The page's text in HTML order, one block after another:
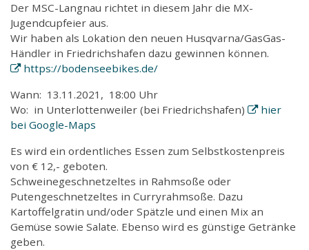
Der MSC-Langnau richtet in diesem Jahr die MX-
Jugendcupfeier aus.
Wir haben als Lokation den neuen Husqvarna/GasGas-
Händler in Friedrichshafen dazu gewinnen können.
https://bodenseebikes.de/
Wann: 13.11.2021, 18:00 Uhr
Wo: in Unterlottenweiler (bei Friedrichshafen)
hier
bei Google-Maps
Es wird ein ordentliches Essen zum Selbstkostenpreis
von € 12,- geboten.
Schweinegeschnetzeltes in Rahmsoße oder
Putengeschnetzeltes in Curryrahmsoße. Dazu
Kartoffelgratin und/oder Spätzle und einen Mix an
Gemüse sowie Salate. Ebenso wird es günstige Getränke
geben.